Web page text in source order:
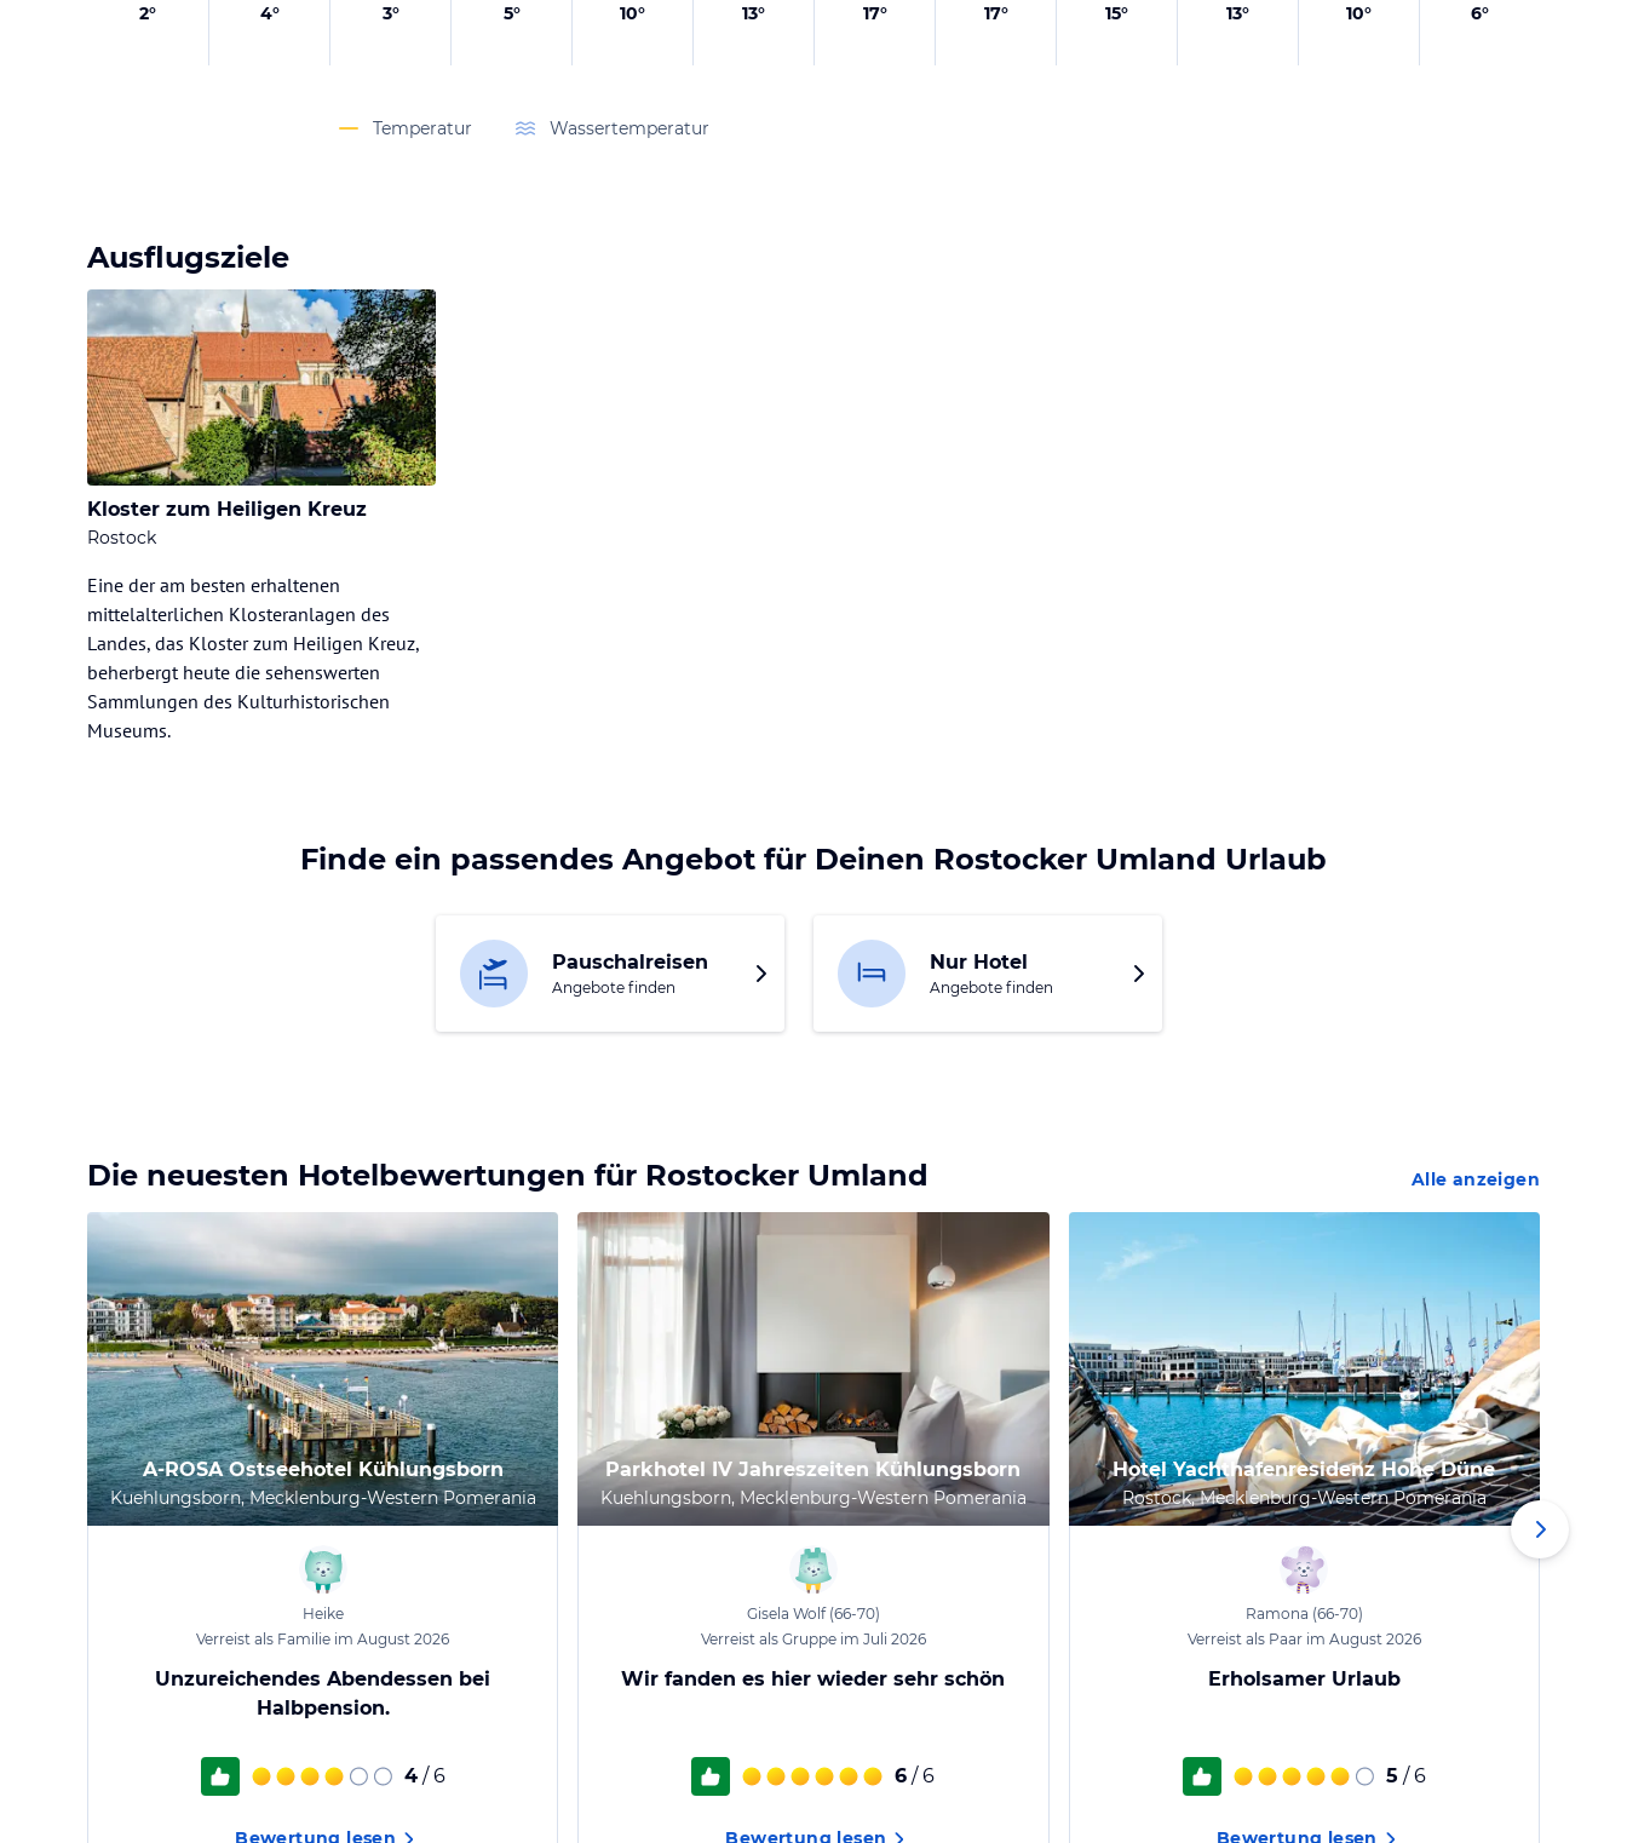
2° 4° 3° 5° 10° 13° 17° 17° 15° 13° 10° 6°
Temperatur Wassertemperatur
Ausflugsziele
Kloster zum Heiligen Kreuz
Rostock
Eine der am besten erhaltenen
mittelalterlichen Klosteranlagen des
Landes, das Kloster zum Heiligen Kreuz,
beherbergt heute die sehenswerten
Sammlungen des Kulturhistorischen
Museums.
Finde ein passendes Angebot für Deinen Rostocker Umland Urlaub
Pauschalreisen
Angebote finden
Nur Hotel
Angebote finden
Die neuesten Hotelbewertungen für Rostocker Umland Alle anzeigen
A-ROSA Ostseehotel Kühlungsborn
Kuehlungsborn, Mecklenburg-Western Pomerania
Heike
Verreist als Familie im August 2026
Unzureichendes Abendessen bei
Halbpension.
4 / 6
Parkhotel IV Jahreszeiten Kühlungsborn
Kuehlungsborn, Mecklenburg-Western Pomerania
Gisela Wolf (66-70)
Verreist als Gruppe im Juli 2026
Wir fanden es hier wieder sehr schön
6 / 6
Hotel Yachthafenresidenz Hohe Düne
Rostock, Mecklenburg-Western Pomerania
Ramona (66-70)
Verreist als Paar im August 2026
Erholsamer Urlaub
5 / 6